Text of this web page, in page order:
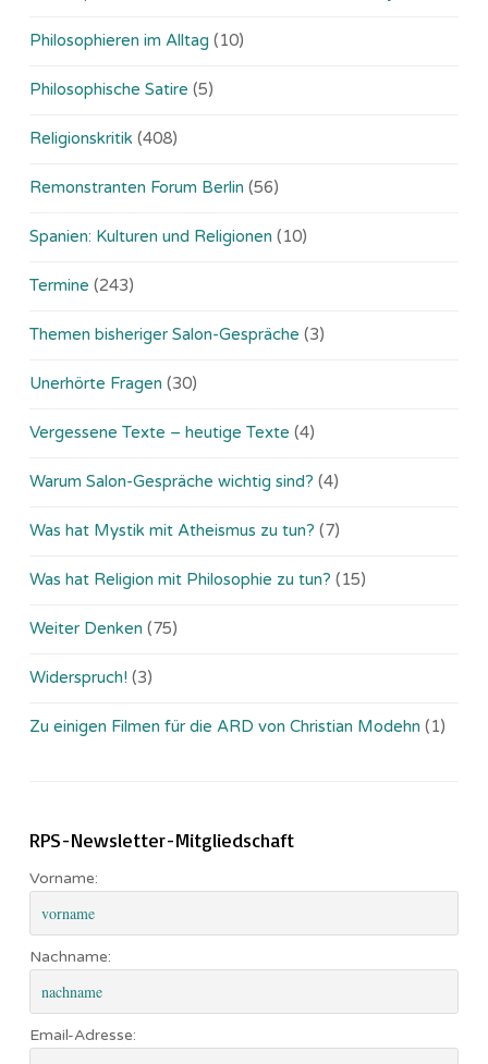
Philosophieren im Alltag (10)
Philosophische Satire (5)
Religionskritik (408)
Remonstranten Forum Berlin (56)
Spanien: Kulturen und Religionen (10)
Termine (243)
Themen bisheriger Salon-Gespräche (3)
Unerhörte Fragen (30)
Vergessene Texte – heutige Texte (4)
Warum Salon-Gespräche wichtig sind? (4)
Was hat Mystik mit Atheismus zu tun? (7)
Was hat Religion mit Philosophie zu tun? (15)
Weiter Denken (75)
Widerspruch! (3)
Zu einigen Filmen für die ARD von Christian Modehn (1)
RPS-Newsletter-Mitgliedschaft
Vorname:
Nachname:
Email-Adresse: